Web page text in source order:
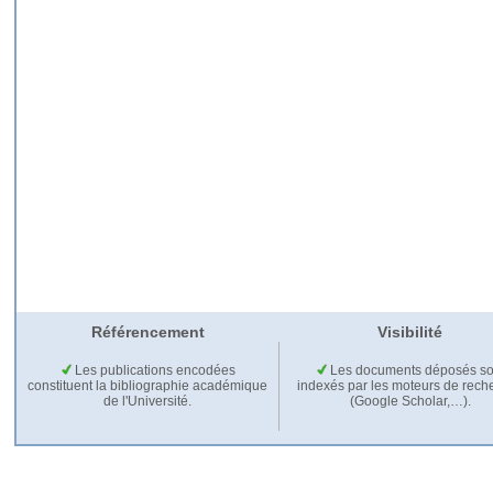
Référencement Visibilité
Les publications encodées
constituent la bibliographie académique
de l'Université.
Les documents déposés
indexés par les moteurs de
(Google Scholar,…).